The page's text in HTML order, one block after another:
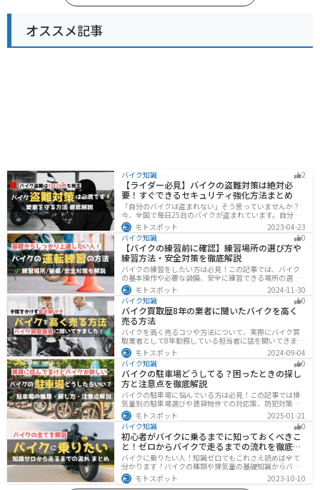
オススメ記事
バイク知識 2
【ライダー必見】バイクの盗難対策は絶対必
要！すぐできるセキュリティ強化方法まとめ
「自分のバイクは盗まれない」そう思っていませんか？
今、全国で毎日25台のバイクが盗まれています。自分の
バイクは大丈夫という保証はどこにもありません。バイ
クの盗難対策の方法を理解して、自分のバイクは自分で
守りましょう。
モトスポット
2023-04-23
バイク知識
0
【バイクの練習前に確認】練習場所の選び方や
練習方法・安全対策を徹底解説
バイクの練習をしたい方は必見！この記事では、バイク
の基本操作や必要な装備、安全に練習できる場所の選び
方や練習方法を解説しています。実は、バイクの点検や
整備、基本的な練習をバランスよく行うことが大切で
す。この記事を読めば、安全で快適にバイク練習を行う
方法がわかります。
モトスポット
2024-11-30
バイク知識
0
バイク買取歴8年の業者に聞いたバイクを高く
売る方法
バイクを高く売るコツや方法について、実際にバイク買
取業者として8年勤務している担当者に話を聞いてきまし
た！高く買い取ってもらえるバイクの特徴や業者がどの
くらい利益を上乗せしているかなど、バイクを売ろうと
している人は必見の内容になっています。
モトスポット
2024-09-04
バイク知識
0
バイクの駐車場どうしてる？困ったときの探し
方と注意点を徹底解説
バイクの駐車場に悩んでいる方は必見！この記事では排
気量別の駐車場選びや賃貸物件での対応策、防犯対策を
解説します。実は駐車場の種類やマナーを押さえるだけ
で快適なバイクライフが実現可能です。記事を読み駐車
場探しのコツをぜひチェックしてください。
モトスポット
2025-01-21
バイク知識
0
初心者がバイクに乗るまでに知っておくべきこ
と！ゼロからバイクで走るまでの流れを徹底解
説
バイクに乗りたい人！知識ゼロでもこれさえ読めば全て
分かります！バイクの種類や排気量の基礎知識からバイ
クの選び方、免許の取り方、購入、納車、その後のバイ
クライフまで全てサポートします！
モトスポット 2023-10-10